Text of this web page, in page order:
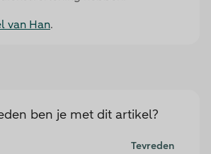
van Han.
ben je met dit artikel?
Tevreden